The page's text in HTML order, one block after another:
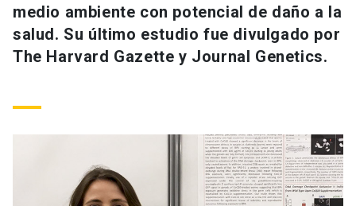
Estudiantes
Académicos
Personal
launch
Padres y familia
ACCESOS DIRECTOS
Admisión launch
launch
Biblioteca
medio ambiente con potencial de daño a la
salud. Su último estudio fue divulgado por
The Harvard Gazette y Journal Genetics.